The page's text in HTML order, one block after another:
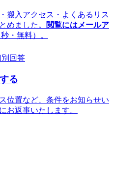
搬入アクセス・よくあるリス
めました。
閲覧にはメールア
秒・無料）。
別回答
る
位置など、条件をお知らせい
お返事いたします。